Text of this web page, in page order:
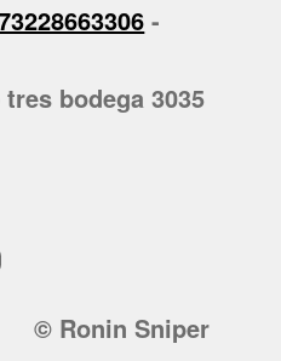
-
bodega 3035
© Ronin Sniper